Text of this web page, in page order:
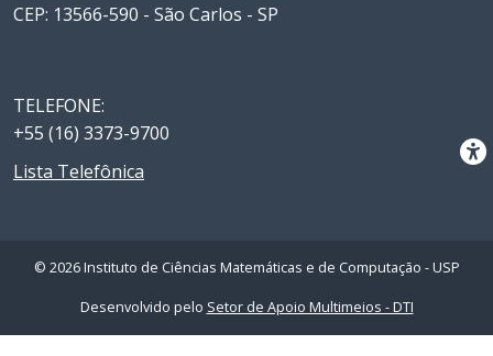
CEP: 13566-590 - São Carlos - SP
TELEFONE:
+55 (16) 3373-9700
Lista Telefônica
© 2026 Instituto de Ciências Matemáticas e de Computação - USP
Desenvolvido pelo Setor de Apoio Multimeios - DTI